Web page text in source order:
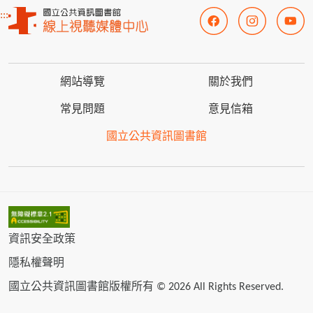
:::
網站導覽 關於我們
常見問題 意見信箱
國立公共資訊圖書館
資訊安全政策
隱私權聲明
國立公共資訊圖書館版權所有 © 2026 All Rights Reserved.